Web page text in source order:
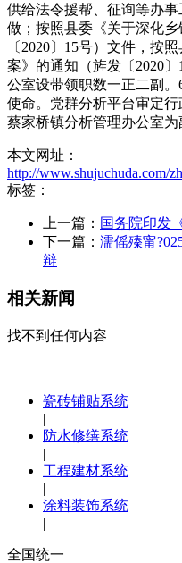
供给法令援帮、征询等办
做；按照县委《关于深化
〔2020〕15号）文件，按
案》的通知（旌发〔2020
公室设带领职数一正二副
使命。党群分析平台审定行
蔡家桥镇分析管理办公室为
本文网址：
http://www.shujuchuda.com/
标签：
上一篇： 国务院印发
下一篇： 濡傜殝甯
辩
相关新闻
找不到任何内容
瓷砖铺贴系统
|
防水修缮系统
|
工程建材系统
|
涂料装饰系统
|
全国统一